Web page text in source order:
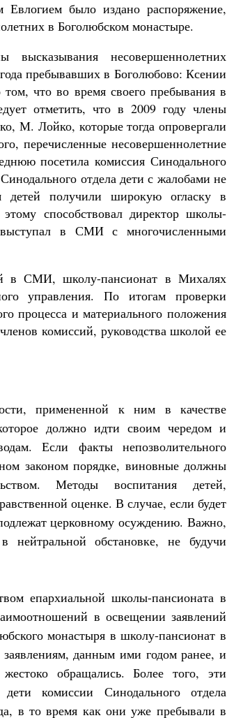
было издано распоряжение,
в Боголюбском монастыре.
несовершеннолетних
пребывавших в Боголюбово: Ксении
что во время своего пребывания в
отметить, что в 2009 году члены
М. Лойко, которые тогда опровергали
перечисленные несовершеннолетние
посетила комиссия Синодального
отдела дети с жалобами не
детей получили широкую огласку в
способствовал директор школы-
в СМИ с многочисленными
в СМИ, школу-пансионат в Михалях
управления. По итогам проверки
процесса и материального положения
комиссий, руководства школой ее
примененной к ним в качестве
должно идти своим чередом и
Если факты непозволительного
законом порядке, виновные должны
Методы воспитания детей,
оценке. В случае, если будет
церковному осуждению. Важно,
обстановке, не будучи
епархиальной школы-пансионата в
в освещении заявлений
монастыря в школу-пансионат в
данным ими годом ранее, и
обращались. Более того, эти
комиссии Синодального отдела
в то время как они уже пребывали в